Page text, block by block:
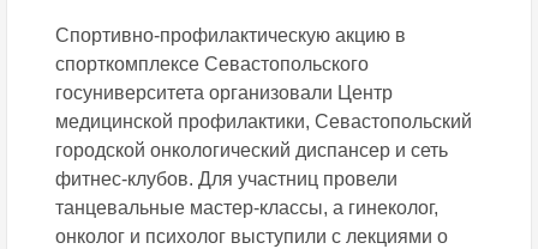
Спортивно-профилактическую акцию в
спорткомплексе Севастопольского
госуниверситета организовали Центр
медицинской профилактики, Севастопольский
городской онкологический диспансер и сеть
фитнес-клубов. Для участниц провели
танцевальные мастер-классы, а гинеколог,
онколог и психолог выступили с лекциями о